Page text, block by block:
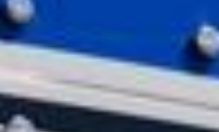
Datenschutzniveau eingeschätzt. Es besteht
insbesondere das Risiko, dass Ihre Daten durch US-
Behörden, zu Kontroll- und zu Überwachungszwecken,
möglicherweise auch ohne Rechtsbehelfsmöglichkeiten,
verarbeitet werden können. Wenn Sie auf "Auswahl
manuell festlegen" klicken und keine der optionalen
Boxen (Präferenzen, Statistiken oder Marketing
ausgewählt haben, findet die vorgehend beschriebene
Übermittlung nicht statt. Weitere Informationen erhalten
Sie in unseren Datenschutzhinweisen.
Ausführlich informieren wir Sie darüber gerne hier:
Datenschutz